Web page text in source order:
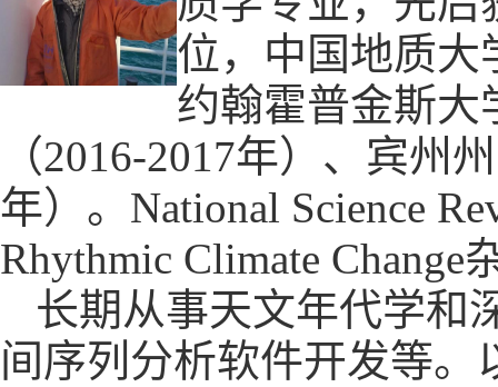
位，中国地质大
约翰霍普金斯大
（2016-2017年）、宾州
年）。 National Science
Rhythmic Climate Change
长期从事天文年代学和
间序列分析软件开发等。